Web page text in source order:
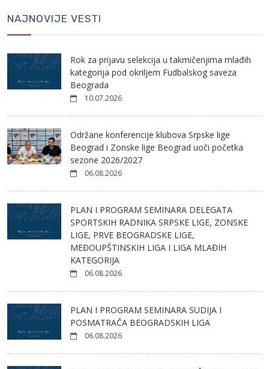
NAJNOVIJE VESTI
Rok za prijavu selekcija u takmičenjima mlađih
kategorija pod okriljem Fudbalskog saveza
Beograda
10.07.2026
Održane konferencije klubova Srpske lige
Beograd i Zonske lige Beograd uoči početka
sezone 2026/2027
06.08.2026
PLAN I PROGRAM SEMINARA DELEGATA
SPORTSKIH RADNIKA SRPSKE LIGE, ZONSKE
LIGE, PRVE BEOGRADSKE LIGE,
MEĐOUPŠTINSKIH LIGA I LIGA MLAĐIH
KATEGORIJA
06.08.2026
PLAN I PROGRAM SEMINARA SUDIJA I
POSMATRAČA BEOGRADSKIH LIGA
06.08.2026